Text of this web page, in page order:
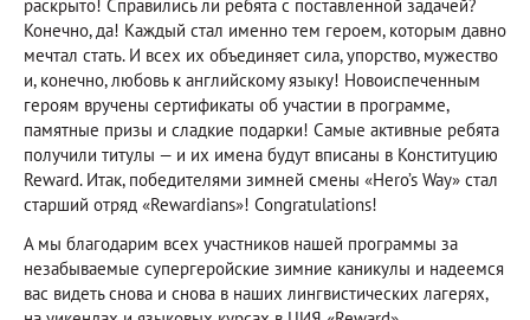
раскрыто! Справились ли ребята с поставленной задачей?
Конечно, да! Каждый стал именно тем героем, которым давно
мечтал стать. И всех их объединяет сила, упорство, мужество
и, конечно, любовь к английскому языку! Новоиспеченным
героям вручены сертификаты об участии в программе,
памятные призы и сладкие подарки! Самые активные ребята
получили титулы — и их имена будут вписаны в Конституцию
Reward. Итак, победителями зимней смены «Hero’s Way» стал
старший отряд «Rewardians»! Congratulations!
А мы благодарим всех участников нашей программы за
незабываемые супергеройские зимние каникулы и надеемся
вас видеть снова и снова в наших лингвистических лагерях,